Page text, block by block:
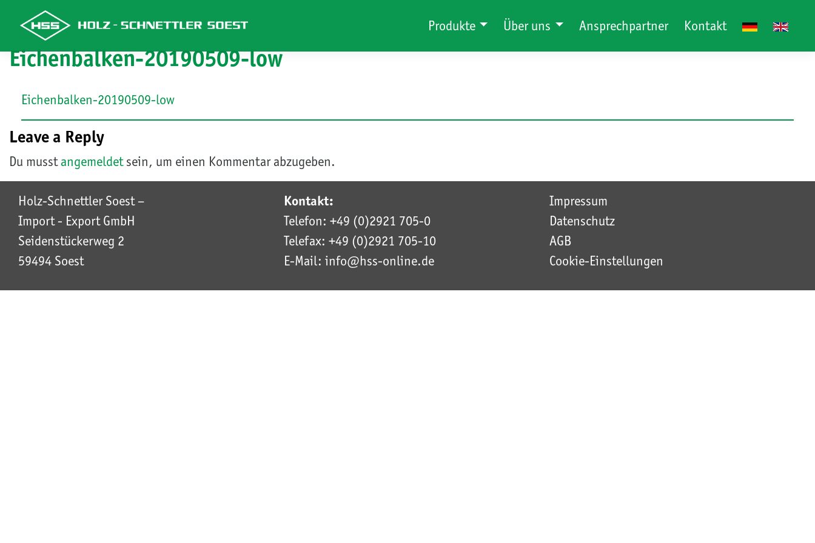
Skip
Produkte Über uns Ansprechpartner Kontakt
Eichenbalken-20190509-low
Eichenbalken-20190509-low
Leave a Reply
Du musstangemeldetsein, um einen Kommentar abzugeben.
Holz-Schnettler Soest –
Import - Export GmbH
Seidenstückerweg 2
59494 Soest
Kontakt:
Telefon: +49 (0)2921 705-0
Telefax: +49 (0)2921 705-10
E-Mail: info@hss-online.de
Impressum
Datenschutz
AGB
Cookie-Einstellungen